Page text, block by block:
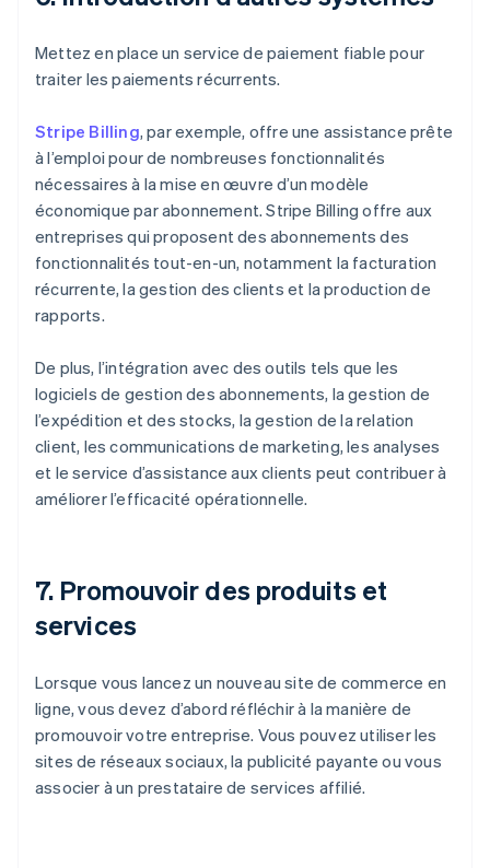
Mettez en place un service de paiement fiable pour
traiter les paiements récurrents.
Stripe Billing, par exemple, offre une assistance prête
à l’emploi pour de nombreuses fonctionnalités
nécessaires à la mise en œuvre d’un modèle
économique par abonnement. Stripe Billing offre aux
entreprises qui proposent des abonnements des
fonctionnalités tout-en-un, notamment la facturation
récurrente, la gestion des clients et la production de
rapports.
De plus, l’intégration avec des outils tels que les
logiciels de gestion des abonnements, la gestion de
l’expédition et des stocks, la gestion de la relation
client, les communications de marketing, les analyses
et le service d’assistance aux clients peut contribuer à
améliorer l’efficacité opérationnelle.
7. Promouvoir des produits et
services
Lorsque vous lancez un nouveau site de commerce en
ligne, vous devez d’abord réfléchir à la manière de
promouvoir votre entreprise. Vous pouvez utiliser les
sites de réseaux sociaux, la publicité payante ou vous
associer à un prestataire de services affilié.